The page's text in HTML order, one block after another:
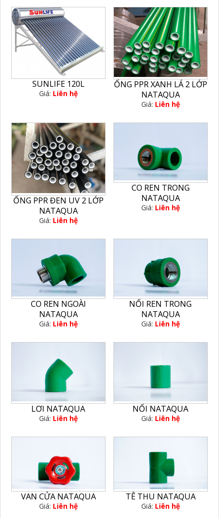
SUNLIFE 120L
Giá: Liên hệ
ỐNG PPR XANH LÁ 2 LỚP
NATAQUA
Giá: Liên hệ
ỐNG PPR ĐEN UV 2 LỚP
NATAQUA
Giá: Liên hệ
CO REN TRONG
NATAQUA
Giá: Liên hệ
CO REN NGOÀI
NATAQUA
Giá: Liên hệ
NỐI REN TRONG
NATAQUA
Giá: Liên hệ
LƠI NATAQUA
Giá: Liên hệ
NỐI NATAQUA
Giá: Liên hệ
VAN CỬA NATAQUA
Giá: Liên hệ
TÊ THU NATAQUA
Giá: Liên hệ